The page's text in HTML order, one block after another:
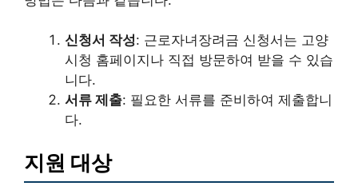
신청서 작성: 근로자녀장려금 신청서는 고양
시청 홈페이지나 직접 방문하여 받을 수 있습
니다.
서류 제출: 필요한 서류를 준비하여 제출합니
다.
지원 대상